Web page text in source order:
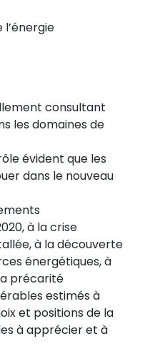
l’énergie
consultant
les domaines de
évident que les
dans le nouveau
à la crise
à la découverte
énergétiques, à
précarité
estimés à
et positions de la
à apprécier et à